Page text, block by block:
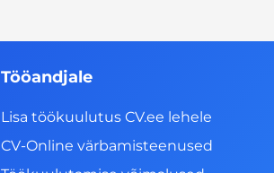
Tööandjale
Lisa töökuulutus CV.ee lehele
CV-Online värbamisteenused